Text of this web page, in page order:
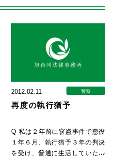
2012.02.11 警察
再度の執行猶予
Q 私は２年前に窃盗事件で懲役
１年６月、執行猶予３年の判決
を受け、普通に生活していたの